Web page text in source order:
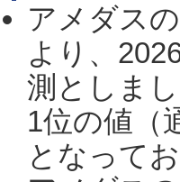
アメダス
より、
測としま
1位の値（
となって